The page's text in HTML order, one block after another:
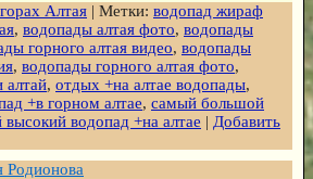
Алтая | Метки: водопад жираф
, водопады алтая фото, водопады
горного алтая видео, водопады
, водопады горного алтая фото,
алтай, отдых +на алтае водопады,
+в горном алтае, самый большой
водопад +на алтае | Добавить
Родионова